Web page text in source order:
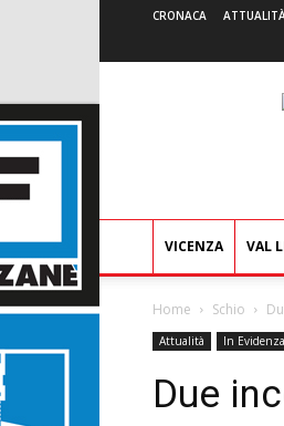
CRONACA
VICENZA VAL
Home Schio
Attualità In Evidenza
Due